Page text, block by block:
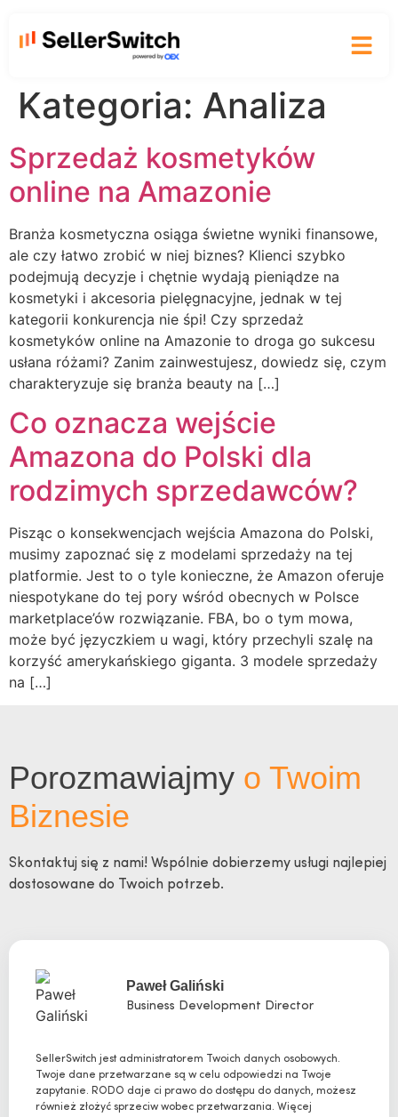
Kategoria: Analiza
Sprzedaż kosmetyków
online na Amazonie
Branża kosmetyczna osiąga świetne wyniki finansowe,
ale czy łatwo zrobić w niej biznes? Klienci szybko
podejmują decyzje i chętnie wydają pieniądze na
kosmetyki i akcesoria pielęgnacyjne, jednak w tej
kategorii konkurencja nie śpi! Czy sprzedaż
kosmetyków online na Amazonie to droga go sukcesu
usłana różami? Zanim zainwestujesz, dowiedz się, czym
charakteryzuje się branża beauty na […]
Co oznacza wejście
Amazona do Polski dla
rodzimych sprzedawców?
Pisząc o konsekwencjach wejścia Amazona do Polski,
musimy zapoznać się z modelami sprzedaży na tej
platformie. Jest to o tyle konieczne, że Amazon oferuje
niespotykane do tej pory wśród obecnych w Polsce
marketplace’ów rozwiązanie. FBA, bo o tym mowa,
może być języczkiem u wagi, który przechyli szalę na
korzyść amerykańskiego giganta. 3 modele sprzedaży
na […]
Porozmawiajmy o Twoim
Biznesie
Skontaktuj się z nami! Wspólnie dobierzemy usługi najlepiej
dostosowane do Twoich potrzeb.
Paweł Galiński
Business Development Director
SellerSwitch jest administratorem Twoich danych osobowych.
Twoje dane przetwarzane są w celu odpowiedzi na Twoje
zapytanie. RODO daje ci prawo do dostępu do danych, możesz
również złożyć sprzeciw wobec przetwarzania. Więcej